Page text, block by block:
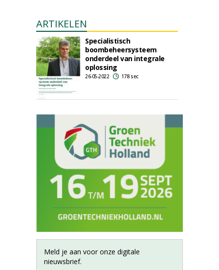
ARTIKELEN
Specialistisch
boombeheersysteem
onderdeel van integrale
oplossing
26-05-2022 178 sec
Meld je aan voor onze digitale
nieuwsbrief.